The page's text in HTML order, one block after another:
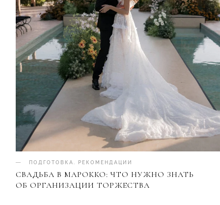
ПОДГОТОВКА. РЕКОМЕНДАЦИИ
СВАДЬБА В МАРОККО: ЧТО НУЖНО ЗНАТЬ
ОБ ОРГАНИЗАЦИИ ТОРЖЕСТВА